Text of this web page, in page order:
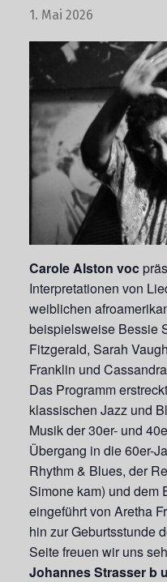
1. Mai 2026
Carole Alston voc
Interpretationen von
weiblichen
beispielsweise Bessie
Fitzgerald, Sarah
Franklin und
Das Programm
klassischen Jazz und
Musik der 30er- und
Übergang in die 60er-
Rhythm & Blues, der
Simone kam) und dem
eingeführt von Aretha
hin zur Geburtsstunde
Seite freuen wir uns
Johannes Strasser b